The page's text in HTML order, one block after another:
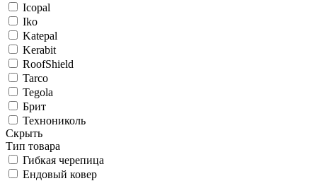
Icopal
Iko
Katepal
Kerabit
RoofShield
Tarco
Tegola
Брит
Технониколь
Скрыть
Тип товара
Гибкая черепица
Ендовый ковер